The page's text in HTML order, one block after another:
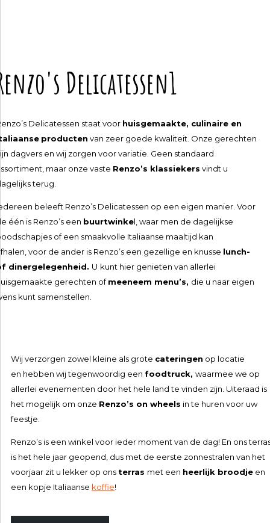
Delicatessen1
Delicatessen staat voor huisgemaakte, culinaire en
producten van zeer goede kwaliteit. Onze gerechten
dagvers en wij zorgen voor variatie. Geen standaard
maar onze vaste Renzo’s klassiekers vindt u
terug.
beleeft Renzo’s Delicatessen op een eigen manier. Voor
één is Renzo’s een buurtwinkel, waar men de dagelijkse
of een smaakvolle Italiaanse maaltijd kan
voor de ander is Renzo’s een gezellige en knusse lunch-
dinergelegenheid. U kunt hier genieten van allerlei
gerechten ofmeeneem menu’s, die u naar eigen
kunt samenstellen.
Wij verzorgen zowel kleine als grote cateringen op locatie
en hebben wij tegenwoordig een foodtruck, waarmee we op
allerlei evenementen door het hele land te vinden zijn. Uiteraad is
het mogelijk om onze Renzo’s on wheels in te huren voor uw
feestje.
Renzo’s is een winkel voor ieder moment van de dag! En ons
is het hele jaar geopend, dus met de eerste zonnestralen van het
voorjaar zit u lekker op ons terras met een heerlijk broodje en
een kopje Italiaanse koffie!